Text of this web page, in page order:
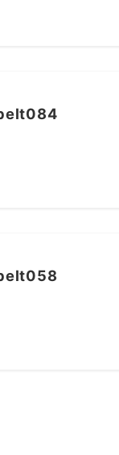
belt084
belt058